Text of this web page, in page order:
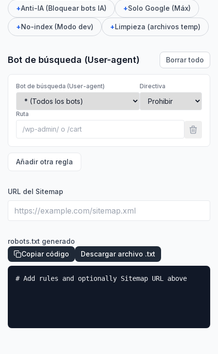
+Anti-IA (Bloquear bots IA) +Solo Google (Máx)
+No-index (Modo dev) +Limpieza (archivos temp)
Bot de búsqueda (User-agent) Borrar todo
Bot de búsqueda (User-agent) Directiva
Ruta
Añadir otra regla
URL del Sitemap
robots.txt generado
Copiar código
Descargar archivo .txt
# Add rules and optionally Sitemap URL above